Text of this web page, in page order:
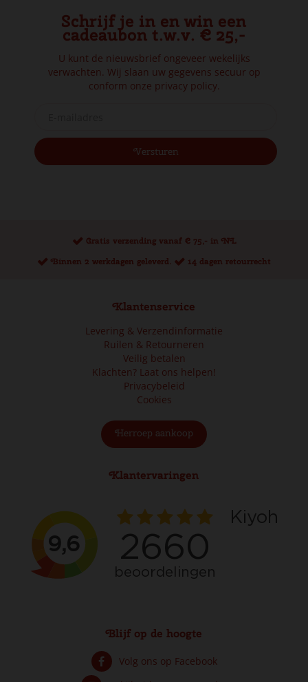
Schrijf je in en win een
cadeaubon t.w.v. € 25,-
U kunt de nieuwsbrief ongeveer wekelijks
verwachten. Wij slaan uw gegevens secuur op
conform onze privacy policy.
Gratis verzending vanaf € 75,- in NL
Binnen 2 werkdagen geleverd.
14 dagen retourrecht
Klantenservice
Levering & Verzendinformatie
Ruilen & Retourneren
Veilig betalen
Klachten? Laat ons helpen!
Privacybeleid
Cookies
Herroep aankoop
Klantervaringen
Blijf op de hoogte
Volg ons op Facebook